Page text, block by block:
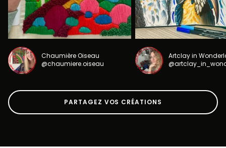
Chaumière Oiseau
@chaumiere.oiseau
Artclay in
PARTAGEZ VOS CRÉATIONS